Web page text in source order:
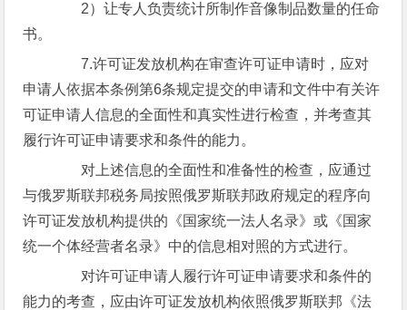
2）让专人负责统计所制作音像制品数量的任命
书。
7.许可证发放机构在审查许可证申请时，应对
申请人依据本条例第6条规定提交的申请和文件中有关许
可证申请人信息的全面性和真实性进行检查，并考查其
履行许可证申请要求和条件的能力。
对上述信息的全面性和准备性的检查，应通过
与俄罗斯联邦税务局按照俄罗斯联邦政府规定的程序向
许可证发放机构提供的《国家统一法人名录》或《国家
统一个体经营者名录》中的信息相对照的方式进行。
对许可证申请人履行许可证申请要求和条件的
能力的考查，应由许可证发放机构依照俄罗斯联邦《法